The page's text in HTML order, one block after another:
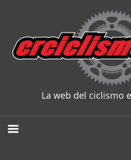
content
La web del ciclismo